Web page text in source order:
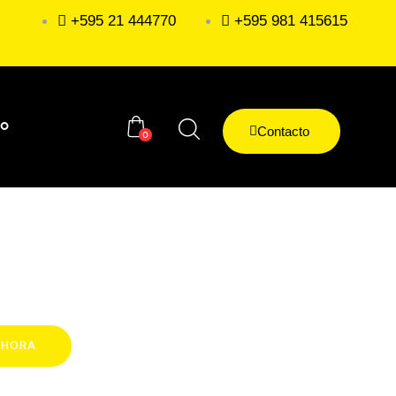
+595 21 444770 +595 981 415615
0 Contacto